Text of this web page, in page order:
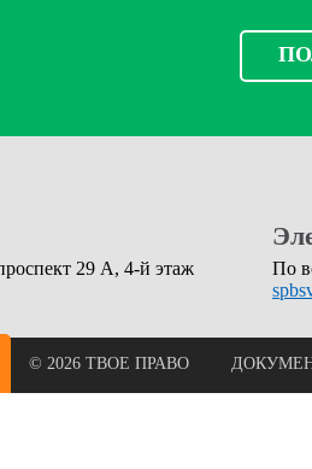
29 А, 4-й этаж
По
© 2026 ТВОЕ ПРАВО